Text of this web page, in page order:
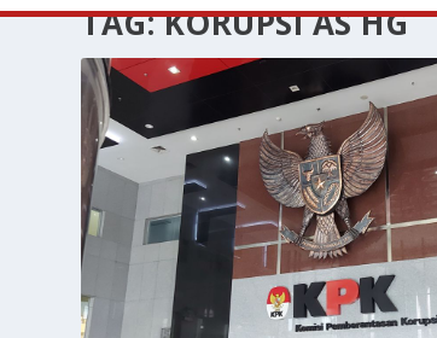
TAG:KORUPSI AS HG